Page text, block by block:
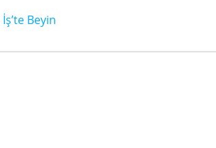
Önceki
İş’te Beyin